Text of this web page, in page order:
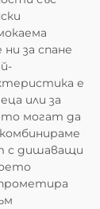
за спане
е
или за
могат да
с дишаващи